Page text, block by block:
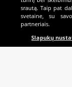
Pagrindinis
srautą. Taip pat
svetaine, su
partneriais.
Slapukų